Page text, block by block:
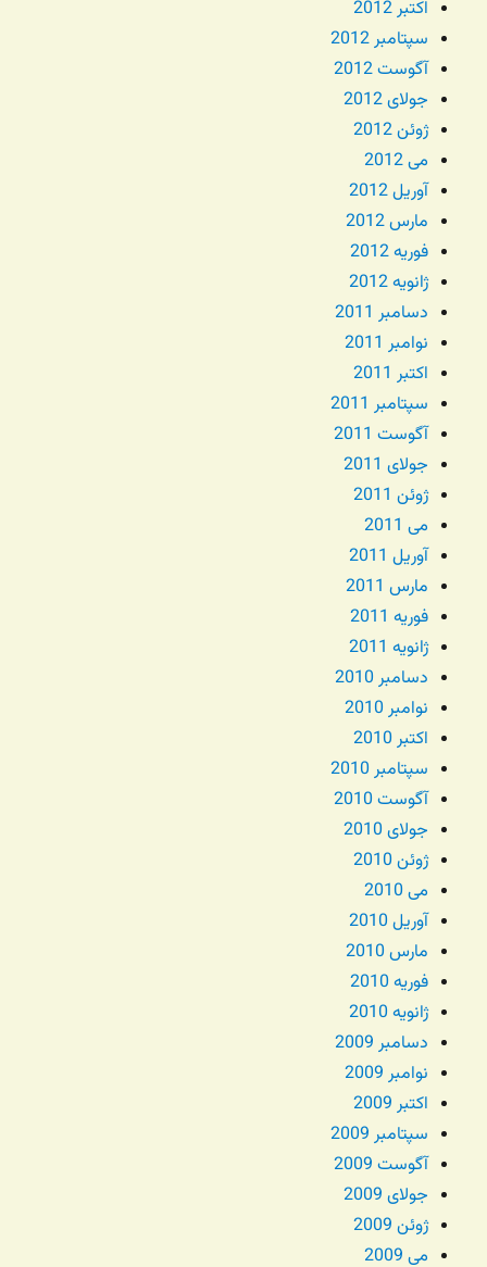
اکتبر 2012
سپتامبر 2012
آگوست 2012
جولای 2012
ژوئن 2012
می 2012
آوریل 2012
مارس 2012
فوریه 2012
ژانویه 2012
دسامبر 2011
نوامبر 2011
اکتبر 2011
سپتامبر 2011
آگوست 2011
جولای 2011
ژوئن 2011
می 2011
آوریل 2011
مارس 2011
فوریه 2011
ژانویه 2011
دسامبر 2010
نوامبر 2010
اکتبر 2010
سپتامبر 2010
آگوست 2010
جولای 2010
ژوئن 2010
می 2010
آوریل 2010
مارس 2010
فوریه 2010
ژانویه 2010
دسامبر 2009
نوامبر 2009
اکتبر 2009
سپتامبر 2009
آگوست 2009
جولای 2009
ژوئن 2009
می 2009